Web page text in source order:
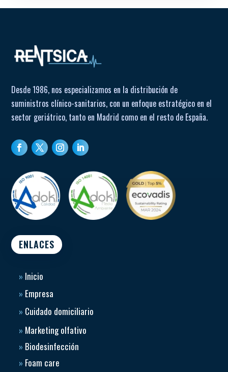
Desde 1986, nos especializamos en la distribución de
suministros clínico-sanitarios, con un enfoque estratégico en el
sector geriátrico, tanto en Madrid como en el resto de España.
ENLACES
» Inicio
» Empresa
» Cuidado domiciliario
» Marketing olfativo
» Biodesinfección
» Foam care